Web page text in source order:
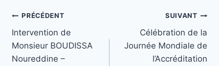
PRÉCÉDENT
Intervention de
Monsieur BOUDISSA
Noureddine –
SUIVANT
Célébration de la
Journée Mondiale de
l’Accréditation